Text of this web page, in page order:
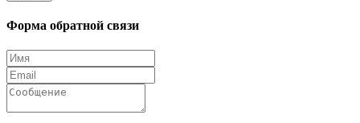
Форма обратной связи